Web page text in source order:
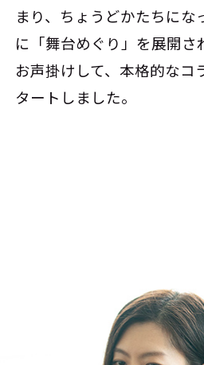
まり、ちょうどかたちにな
に「舞台めぐり」を展開さ
お声掛けして、本格的なコ
タートしました。